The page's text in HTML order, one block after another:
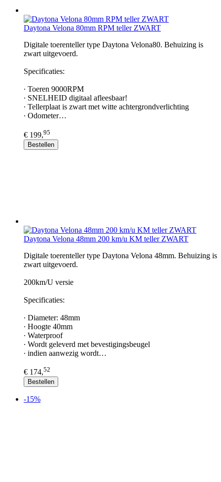
Daytona Velona 80mm RPM teller ZWART
Digitale toerenteller type Daytona Velona80. Behuizing is
zwart uitgevoerd.
Specificaties:
∙ Toeren 9000RPM
∙ SNELHEID digitaal afleesbaar!
∙ Tellerplaat is zwart met witte achtergrondverlichting
∙ Odometer…
€ 199,95
Bestellen
Daytona Velona 48mm 200 km/u KM teller ZWART
Digitale toerenteller type Daytona Velona 48mm. Behuizing is
zwart uitgevoerd.
200km/U versie
Specificaties:
∙ Diameter: 48mm
∙ Hoogte 40mm
∙ Waterproof
∙ Wordt geleverd met bevestigingsbeugel
∙ indien aanwezig wordt…
€ 174,52
Bestellen
-15%